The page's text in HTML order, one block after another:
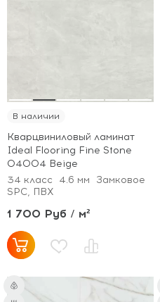
В наличии
Кварцвиниловый ламинат
Ideal Flooring Fine Stone
04004 Beige
34 класс
4.6 мм
Замковое
SPC, ПВХ
1 700 Руб / м²